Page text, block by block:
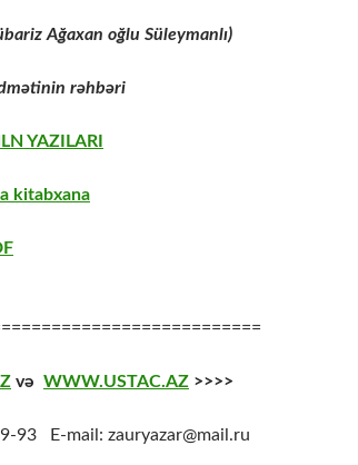
Ağaxan oğlu Süleymanlı)
rəhbəri
YAZILARI
kitabxana
və WWW.USTAC.AZ >>>>
93 E-mail: zauryazar@mail.ru